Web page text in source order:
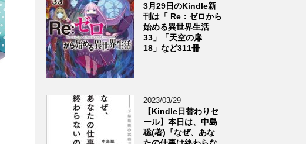
3月29日のKindle新
刊は「 Re：ゼロから
始める異世界生活
33」「天空の扉
18」など311冊
2023/03/29
【Kindle日替わりセ
ール】本日は、中島
聡(著)『なぜ、あな